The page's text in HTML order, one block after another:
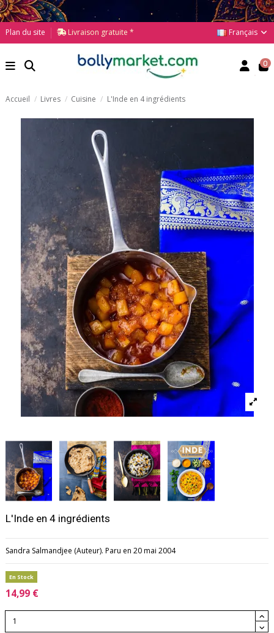
Plan du site Livraison gratuite * Français
0
Accueil Livres Cuisine L'Inde en 4 ingrédients
L'Inde en 4 ingrédients
Sandra Salmandjee (Auteur). Paru en 20 mai 2004
En Stock
14,99 €